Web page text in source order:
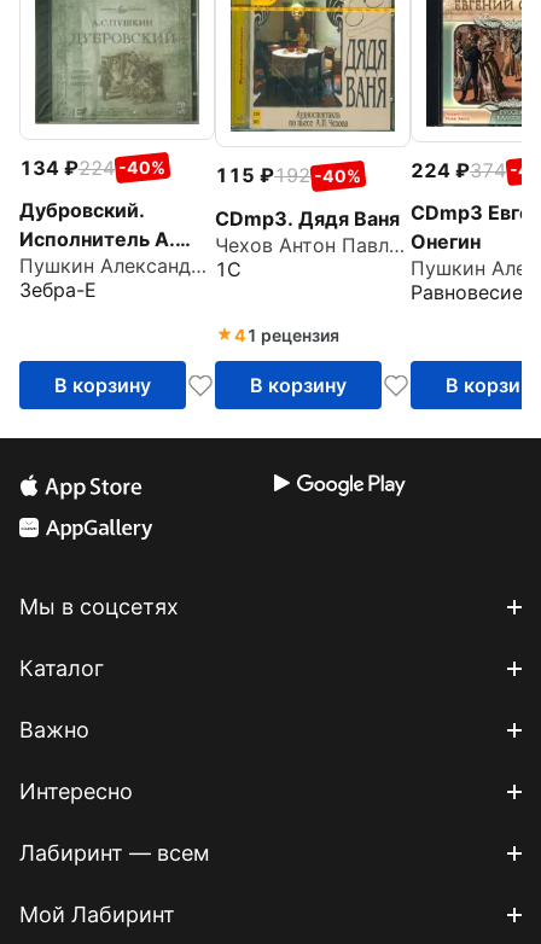
134 224 -40%
Дубровский.
Исполнитель А.
Понаморев
(CDmp3)
Пушкин Александр Сергеевич
Зебра-Е
В корзину
115 192 -40%
CDmp3. Дядя Ваня
Чехов Антон Павлович
1С
41 рецензия
В корзину
224 374 -
CDmp3
Онегин
Равновесие
В корзину
Мы в соцсетях
Каталог
Важно
Интересно
Лабиринт — всем
Мой Лабиринт